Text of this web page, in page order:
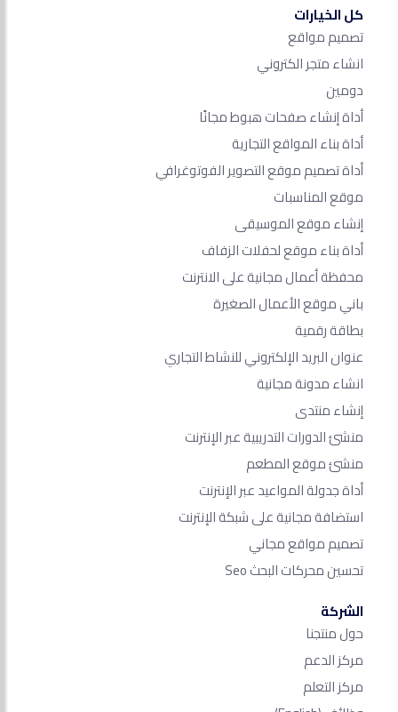
كل الخيارات
تصميم مواقع
انشاء متجر الكتروني
دومين
أداة إنشاء صفحات هبوط مجانًا
أداة بناء المواقع التجارية
أداة تصميم موقع التصوير الفوتوغرافي
موقع المناسبات
إنشاء موقع الموسيقى
أداة بناء موقع لحفلات الزفاف
محفظة أعمال مجانية على الانترنت
باني موقع الأعمال الصغيرة
بطاقة رقمية
عنوان البريد الإلكتروني للنشاط التجاري
انشاء مدونة مجانية
إنشاء منتدى
منشئ الدورات التدريبية عبر الإنترنت
منشئ موقع المطعم
أداة جدولة المواعيد عبر الإنترنت
استضافة مجانية على شبكة الإنترنت
تصميم مواقع مجاني
تحسين محركات البحث Seo​
الشركة
حول منتجنا
مركز الدعم
مركز التعلم